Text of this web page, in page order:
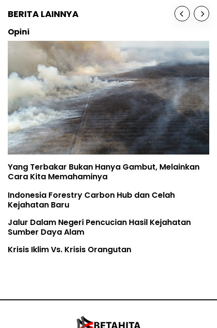
BERITA LAINNYA
Opini
Yang Terbakar Bukan Hanya Gambut, Melainkan
Cara Kita Memahaminya
Indonesia Forestry Carbon Hub dan Celah
Kejahatan Baru
Jalur Dalam Negeri Pencucian Hasil Kejahatan
Sumber Daya Alam
Krisis Iklim Vs. Krisis Orangutan